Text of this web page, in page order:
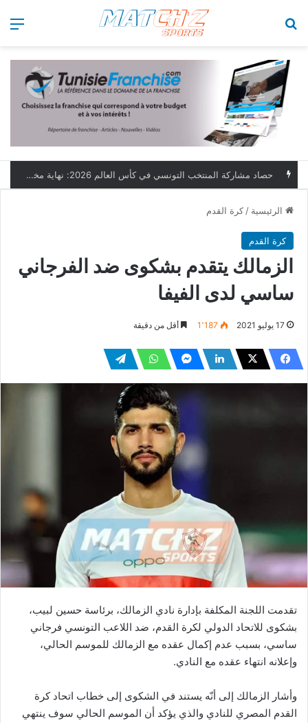
حصاد مشاركة المنتخب التونسي في كأس العالم 2026: نهاية مخيبة وطموحات مؤجلة
الرئيسية / كرة القدم
كرة القدم
الزمالك يتقدم بشكوى ضد الفرجاني
ساسي لدى الفيفا
17 يوليو 2021 1٬187 أقل من دقيقة
تقدمت اللجنة المكلفة بإدارة نادي الزمالك، برئاسة حسين لبيب،
بشكوى للاتحاد الدولي لكرة القدم، ضد اللاعب التونسي فرجاني
ساسي، بسبب عدم إكمال عقده مع الزمالك للموسم الحالي،
وإعلانه انتهاء عقده مع النادي.
وأشار الزمالك إلى أنّه يستند في الشكوى إلى خطاب اتحاد كرة
القدم المصري للنادي والذي يؤكد أن الموسم الحالي سوف ينتهي